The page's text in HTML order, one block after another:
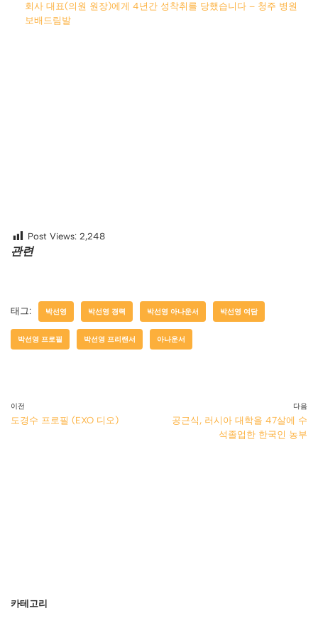
회사 대표(의원 원장)에게 4년간 성착취를 당했습니다 – 청주 병원
보배드림발
Post Views: 2,248
관련
태그: 박선영 박선영 경력 박선영 아나운서 박선영 여담
박선영 프로필 박선영 프리랜서 아나운서
이전
도경수 프로필 (EXO 디오)
다음
공근식, 러시아 대학을 47살에 수
석졸업한 한국인 농부
카테고리